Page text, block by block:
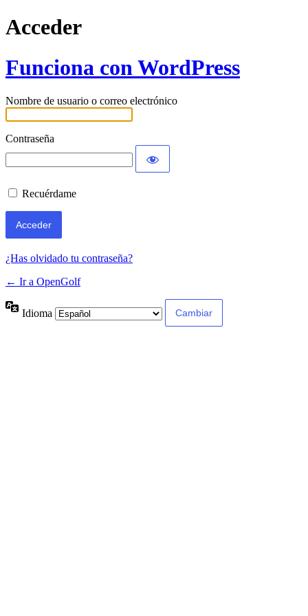
Acceder
Funciona con WordPress
Nombre de usuario o correo electrónico
Contraseña
Recuérdame
¿Has olvidado tu contraseña?
← Ir a OpenGolf
Idioma